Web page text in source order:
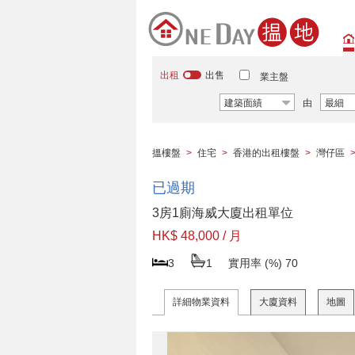
出租 出售 業主盤
建築面績 由 最細
搵樓盤 > 住宅 > 香港的出租樓盤 > 灣仔區 >
已過期
3房1廁海威大廈出租單位
HK$ 48,000 / 月
3 1 實用率 (%) 70
詳細物業資料 大廈資料 地圖